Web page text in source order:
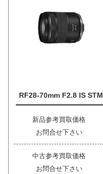
RF28-70mm F2.8 IS STM
新品参考買取価格
お問合せ下さい
中古参考買取価格
お問合せ下さい